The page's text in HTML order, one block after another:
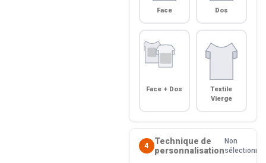
Face Dos
Face + Dos
Textile
Vierge
4
Technique de
personnalisation
Non
sélectionné